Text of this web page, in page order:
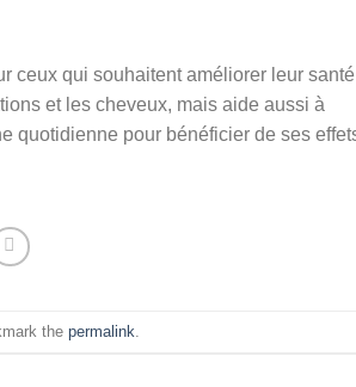
ceux qui souhaitent améliorer leur
et les cheveux, mais aide aussi à
quotidienne pour bénéficier de ses
thepermalink